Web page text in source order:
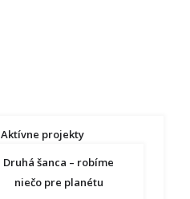
Aktívne projekty
Druhá šanca – robíme
niečo pre planétu